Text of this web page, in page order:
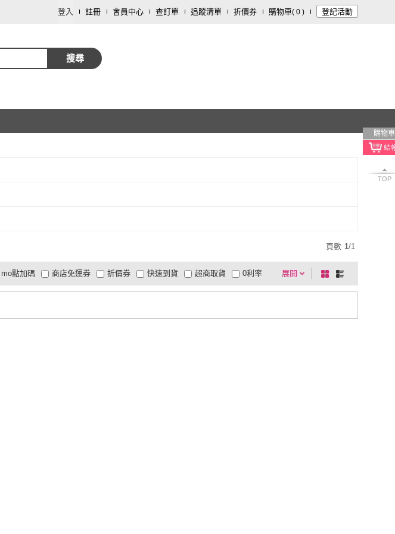
登入 註冊 會員中心 查訂單 追蹤清單 折價券 購物車( 0 ) 登記活動
搜尋
購物車
TOP
頁數 1/1
展開
折價券
有影片
商品有量 電視購物
mo點加碼 快速到貨 超商取貨
大家電安心配
大家電快配
商店免運券 0利率
棋
盤
列